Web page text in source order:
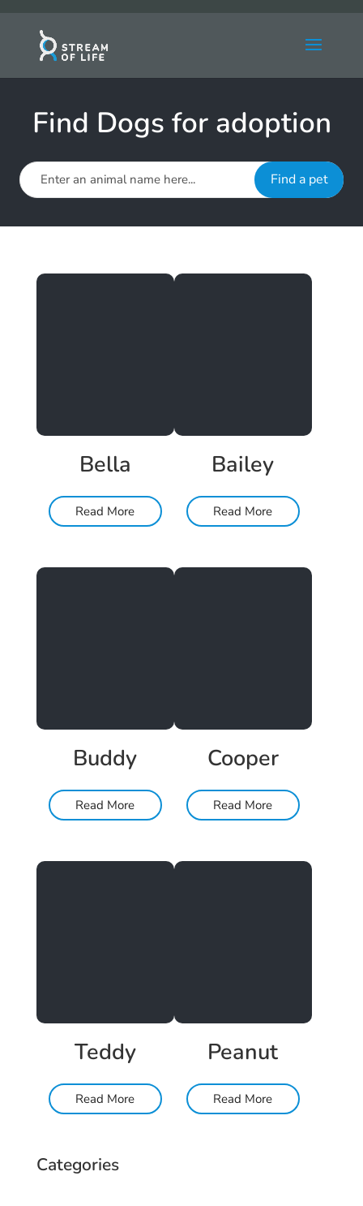
Find Dogs for adoption
Bella
Read More
Bailey
Read More
Buddy
Read More
Cooper
Read More
Teddy
Read More
Peanut
Read More
Categories